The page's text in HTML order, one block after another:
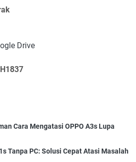
Drive
Cara Mengatasi OPPO A3s Lupa
Tanpa PC: Solusi Cepat Atasi Masalah